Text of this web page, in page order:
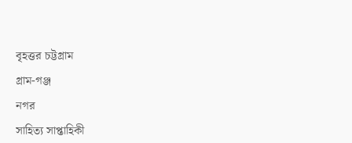
বৃহত্তর চট্টগ্রাম
গ্রাম-গঞ্জ
নগর
সাহিত্য সাপ্তাহিকী